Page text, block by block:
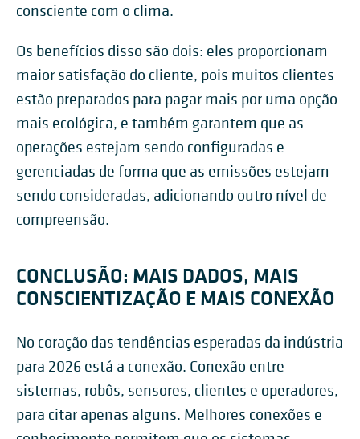
consciente com o clima.
Os benefícios disso são dois: eles proporcionam
maior satisfação do cliente, pois muitos clientes
estão preparados para pagar mais por uma opção
mais ecológica, e também garantem que as
operações estejam sendo configuradas e
gerenciadas de forma que as emissões estejam
sendo consideradas, adicionando outro nível de
compreensão.
CONCLUSÃO: MAIS DADOS, MAIS
CONSCIENTIZAÇÃO E MAIS CONEXÃO
No coração das tendências esperadas da indústria
para 2026 está a conexão. Conexão entre
sistemas, robôs, sensores, clientes e operadores,
para citar apenas alguns. Melhores conexões e